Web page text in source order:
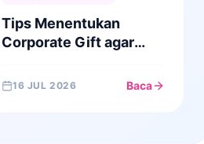
Tips Menentukan
Corporate Gift agar
Profesional
16 JUL 2026 Baca